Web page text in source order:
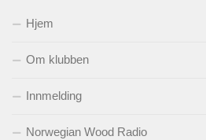
Hjem
Om klubben
Innmelding
Norwegian Wood Radio